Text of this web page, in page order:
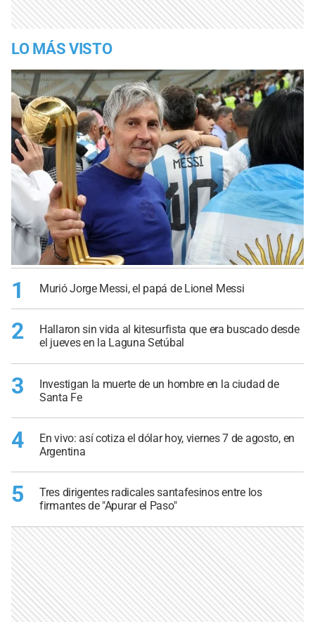
LO MÁS VISTO
1 Murió Jorge Messi, el papá de Lionel Messi
2
Hallaron sin vida al kitesurfista que era buscado desde
el jueves en la Laguna Setúbal
3
Investigan la muerte de un hombre en la ciudad de
Santa Fe
4
En vivo: así cotiza el dólar hoy, viernes 7 de agosto, en
Argentina
5
Tres dirigentes radicales santafesinos entre los
firmantes de "Apurar el Paso"